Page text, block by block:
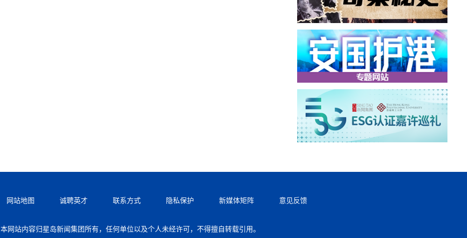
网站地图 诚聘英才 联系方式 隐私保护 新媒体矩阵 意见反馈
本网站内容归星岛新闻集团所有，任何单位以及个人未经许可，不得擅自转载引用。